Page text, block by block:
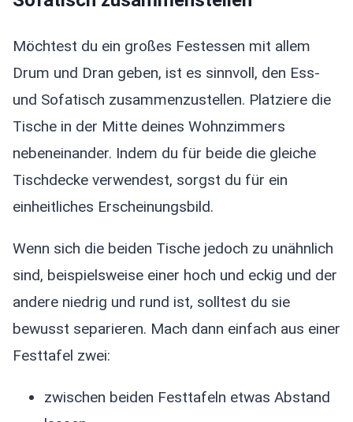
Möchtest du ein großes Festessen mit allem
Drum und Dran geben, ist es sinnvoll, den Ess-
und Sofatisch zusammenzustellen. Platziere die
Tische in der Mitte deines Wohnzimmers
nebeneinander. Indem du für beide die gleiche
Tischdecke verwendest, sorgst du für ein
einheitliches Erscheinungsbild.
Wenn sich die beiden Tische jedoch zu unähnlich
sind, beispielsweise einer hoch und eckig und der
andere niedrig und rund ist, solltest du sie
bewusst separieren. Mach dann einfach aus einer
Festtafel zwei:
zwischen beiden Festtafeln etwas Abstand